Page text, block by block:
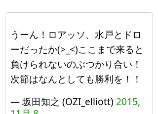
うーん！ロアッソ、水戸とドロ
ーだったか(>_<)ここまで来ると
負けられないのぶつかり合い！
次節はなんとしても勝利を！！
— 坂田知之 (OZI_elliott) 2015,